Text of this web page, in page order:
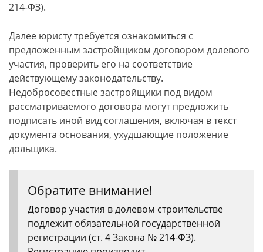
214-ФЗ).
Далее юристу требуется ознакомиться с
предложенным застройщиком договором долевого
участия, проверить его на соответствие
действующему законодательству.
Недобросовестные застройщики под видом
рассматриваемого договора могут предложить
подписать иной вид соглашения, включая в текст
документа основания, ухудшающие положение
дольщика.
Обратите внимание!
Договор участия в долевом строительстве
подлежит обязательной государственной
регистрации (ст. 4 Закона № 214-ФЗ).